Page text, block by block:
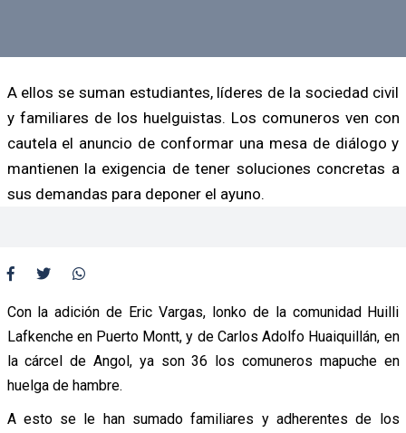
A ellos se suman estudiantes, líderes de la sociedad civil
y familiares de los huelguistas. Los comuneros ven con
cautela el anuncio de conformar una mesa de diálogo y
mantienen la exigencia de tener soluciones concretas a
sus demandas para deponer el ayuno.
Con la adición de Eric Vargas, lonko de la comunidad Huilli
Lafkenche en Puerto Montt, y de Carlos Adolfo Huaiquillán, en
la cárcel de Angol, ya son 36 los comuneros mapuche en
huelga de hambre.
A esto se le han sumado familiares y adherentes de los